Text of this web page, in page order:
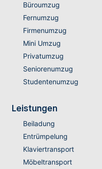
Büroumzug
Fernumzug
Firmenumzug
Mini Umzug
Privatumzug
Seniorenumzug
Studentenumzug
Leistungen
Beiladung
Entrümpelung
Klaviertransport
Möbeltransport